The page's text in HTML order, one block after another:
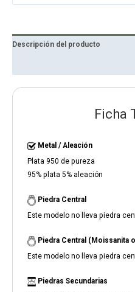
Descripción del producto
Ficha
Metal / Aleación
Plata 950 de pureza
95% plata 5% aleación
Piedra Central
Este modelo no lleva piedra
Piedra Central (Moissanita
Este modelo no lleva piedra
Piedras Secundarias